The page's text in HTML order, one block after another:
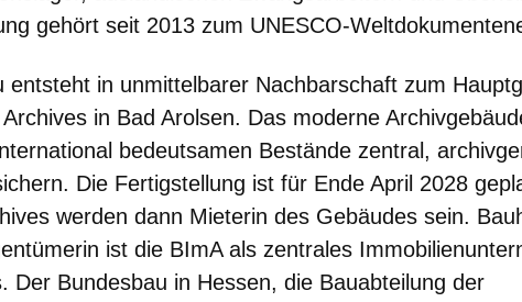
gehört seit 2013 zum UNESCO-
entsteht in unmittelbarer Nachbarschaft zum
in Bad Arolsen. Das moderne
bedeutsamen Bestände zentral,
Die Fertigstellung ist für Ende April 2028
werden dann Mieterin des Gebäudes sein.
ist die BImA als zentrales
Der Bundesbau in Hessen, die Bauabteilung der